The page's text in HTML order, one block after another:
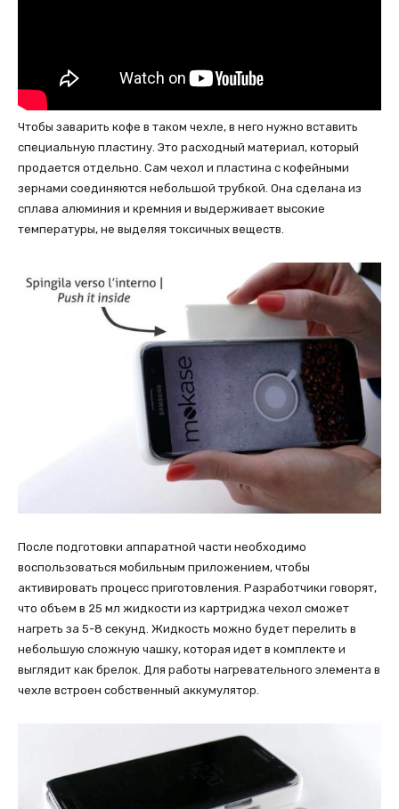
Чтобы заварить кофе в таком чехле, в него нужно вставить
специальную пластину. Это расходный материал, который
продается отдельно. Сам чехол и пластина с кофейными
зернами соединяются небольшой трубкой. Она сделана из
сплава алюминия и кремния и выдерживает высокие
температуры, не выделяя токсичных веществ.
После подготовки аппаратной части необходимо
воспользоваться мобильным приложением, чтобы
активировать процесс приготовления. Разработчики говорят,
что объем в 25 мл жидкости из картриджа чехол сможет
нагреть за 5-8 секунд. Жидкость можно будет перелить в
небольшую сложную чашку, которая идет в комплекте и
выглядит как брелок. Для работы нагревательного элемента в
чехле встроен собственный аккумулятор.